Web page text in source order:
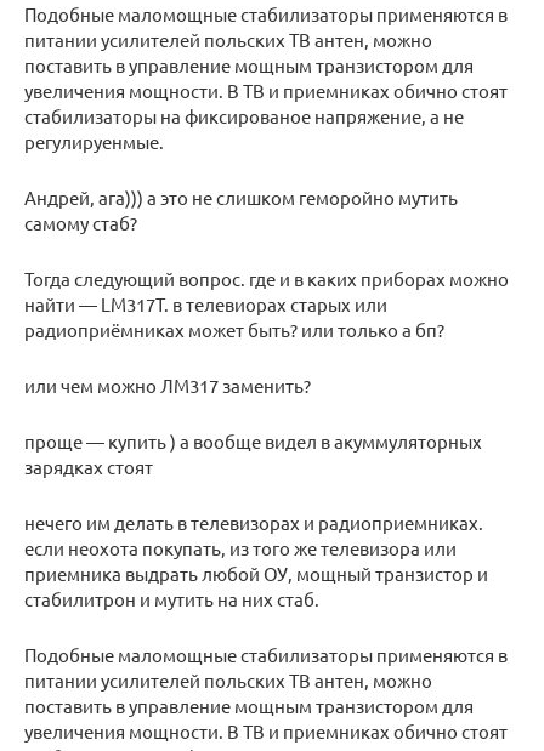
Подобные маломощные стабилизаторы применяются в
питании усилителей польских ТВ антен, можно
поставить в управление мощным транзистором для
увеличения мощности. В ТВ и приемниках обично стоят
стабилизаторы на фиксированое напряжение, а не
регулируенмые.
Андрей, ага))) а это не слишком геморойно мутить
самому стаб?
Тогда следующий вопрос. где и в каких приборах можно
найти — LM317T. в телевиорах старых или
радиоприёмниках может быть? или только а бп?
или чем можно ЛМ317 заменить?
проще — купить ) а вообще видел в акуммуляторных
зарядках стоят
нечего им делать в телевизорах и радиоприемниках.
если неохота покупать, из того же телевизора или
приемника выдрать любой ОУ, мощный транзистор и
стабилитрон и мутить на них стаб.
Подобные маломощные стабилизаторы применяются в
питании усилителей польских ТВ антен, можно
поставить в управление мощным транзистором для
увеличения мощности. В ТВ и приемниках обично стоят